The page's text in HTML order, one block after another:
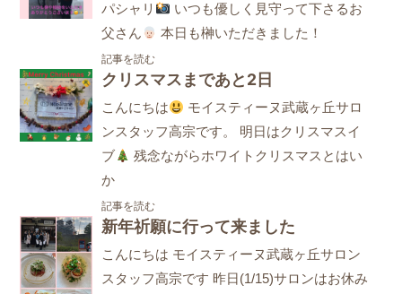
パシャリ
いつも優しく見守って下さるお
父さん
本日も榊いただきました！
記事を読む
クリスマスまであと2日
こんにちは
モイスティーヌ武蔵ヶ丘サロ
ンスタッフ高宗です。 明日はクリスマスイ
ブ
残念ながらホワイトクリスマスとはい
か
記事を読む
新年祈願に行って来ました
こんにちは モイスティーヌ武蔵ヶ丘サロン
スタッフ高宗です 昨日(1/15)サロンはお休み